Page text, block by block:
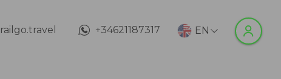
+34621187317 EN